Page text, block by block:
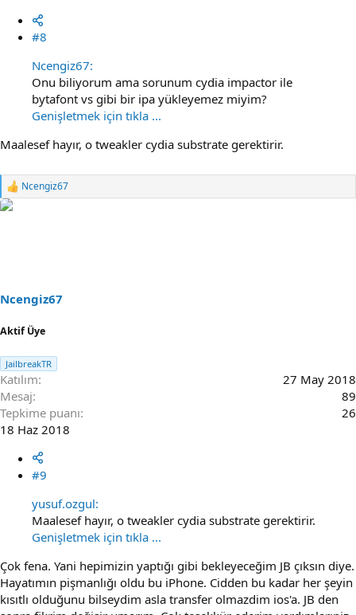
#8
Ncengiz67:
Onu biliyorum ama sorunum cydia impactor ile
bytafont vs gibi bir ipa yükleyemez miyim?
Genişletmek için tıkla ...
Maalesef hayır, o tweakler cydia substrate gerektirir.
R
e
s
:
Ncengiz67
Ncengiz67
Aktif Üye
JailbreakTR
Katılım
27 May 2018
Mesaj
89
Tepkime puanı
26
18 Haz 2018
#9
yusuf.ozgul:
Maalesef hayır, o tweakler cydia substrate gerektirir.
Genişletmek için tıkla ...
Çok fena. Yani hepimizin yaptığı gibi bekleyeceğim JB çıksın diye.
Hayatımın pişmanlığı oldu bu iPhone. Cidden bu kadar her şeyin
kısıtlı olduğunu bilseydim asla transfer olmazdim ios'a. JB den